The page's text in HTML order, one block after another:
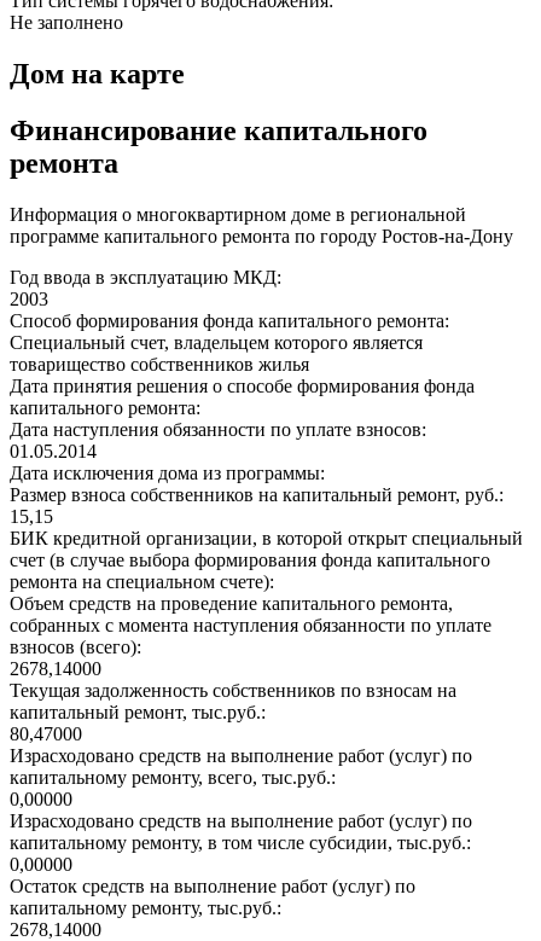
Не заполнено
Дом на карте
Финансирование капитального
ремонта
Информация о многоквартирном доме в региональной
программе капитального ремонта по городу Ростов-на-Дону
Год ввода в эксплуатацию МКД:
2003
Способ формирования фонда капитального ремонта:
Специальный счет, владельцем которого является
товарищество собственников жилья
Дата принятия решения о способе формирования фонда
капитального ремонта:
Дата наступления обязанности по уплате взносов:
01.05.2014
Дата исключения дома из программы:
Размер взноса собственников на капитальный ремонт, руб.:
15,15
БИК кредитной организации, в которой открыт специальный
счет (в случае выбора формирования фонда капитального
ремонта на специальном счете):
Объем средств на проведение капитального ремонта,
собранных с момента наступления обязанности по уплате
взносов (всего):
2678,14000
Текущая задолженность собственников по взносам на
капитальный ремонт, тыс.руб.:
80,47000
Израсходовано средств на выполнение работ (услуг) по
капитальному ремонту, всего, тыс.руб.:
0,00000
Израсходовано средств на выполнение работ (услуг) по
капитальному ремонту, в том числе субсидии, тыс.руб.:
0,00000
Остаток средств на выполнение работ (услуг) по
капитальному ремонту, тыс.руб.:
2678,14000